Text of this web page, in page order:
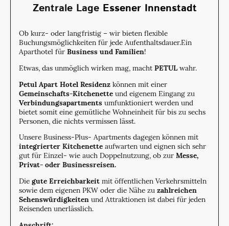
Zentrale Lage Essener Innenstadt
Ob kurz- oder langfristig – wir bieten flexible
Buchungsmöglichkeiten für jede Aufenthaltsdauer.Ein
Aparthotel für Business und Familien!
Etwas, das unmöglich wirken mag, macht PETUL wahr.
Petul Apart Hotel Residenz können mit einer
Gemeinschafts-Kitchenette und eigenem Eingang zu
Verbindungsapartments umfunktioniert werden und
bietet somit eine gemütliche Wohneinheit für bis zu sechs
Personen, die nichts vermissen lässt.
Unsere Business-Plus- Apartments dagegen können mit
integrierter Kitchenette aufwarten und eignen sich sehr
gut für Einzel- wie auch Doppelnutzung, ob zur Messe,
Privat- oder Businessreisen.
Die gute Erreichbarkeit mit öffentlichen Verkehrsmitteln
sowie dem eigenen PKW oder die Nähe zu zahlreichen
Sehenswürdigkeiten und Attraktionen ist dabei für jeden
Reisenden unerlässlich.